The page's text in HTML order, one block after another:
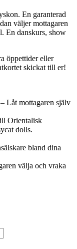
En garanterad
väljer mottagaren
En danskurs, show
öppettider eller
skickat till er!
Låt mottagaren själv
Orientalisk
dolls.
bland dina
välja och vraka